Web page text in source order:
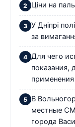
Ціни на
У Дніпрі
за
Для чего
показания,
применения
В
местные
города